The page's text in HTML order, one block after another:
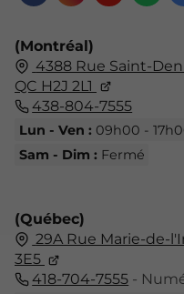
(Québec)
29A Rue Marie-de-
3E5
418-704-7555 -
(Montréal)
4388 Rue Saint-
QC H2J 2L1
438-804-7555
Lun - Ven : 09h00 -
Sam - Dim : Fermé